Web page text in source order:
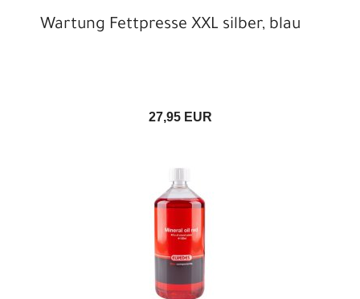
Wartung Fettpresse XXL silber, blau
27,95 EUR